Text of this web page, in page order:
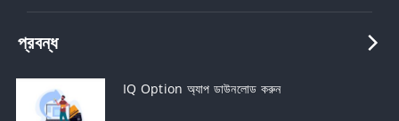
প্রবন্ধ
IQ Option অ্যাপ ডাউনলোড করুন